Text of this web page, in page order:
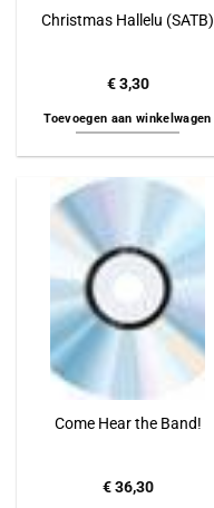
Christmas Hallelu (SATB)
€3,30
Toevoegen aan winkelwagen
Come Hear the Band!
€36,30